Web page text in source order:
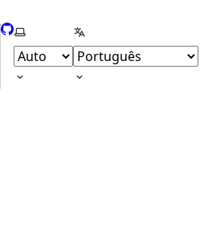
GitHub
Selecionar temaSelecionar língua